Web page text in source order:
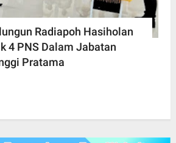
Radiapoh Hasiholan
4 PNS Dalam Jabatan
Pratama